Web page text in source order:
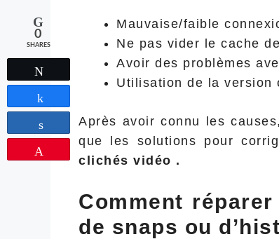
Mauvaise/faible
Ne pas vider le cache
Avoir des problèmes
Utilisation de la version
Après avoir connu les
que les solutions pour
clichés vidéo .
Comment
de snaps ou
0
SHARES